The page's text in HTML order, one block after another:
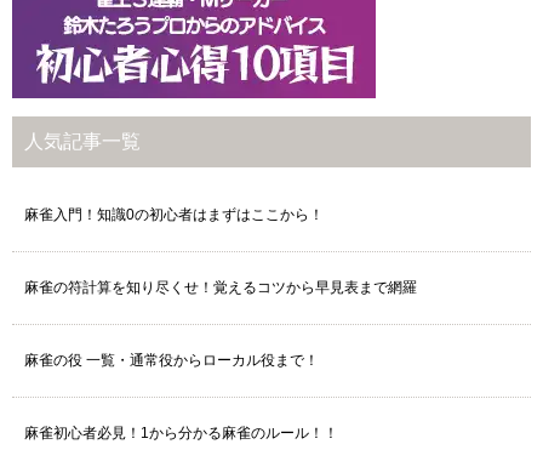
人気記事一覧
麻雀入門！知識0の初心者はまずはここから！
麻雀の符計算を知り尽くせ！覚えるコツから早見表まで網羅
麻雀の役 一覧・通常役からローカル役まで！
麻雀初心者必見！1から分かる麻雀のルール！！